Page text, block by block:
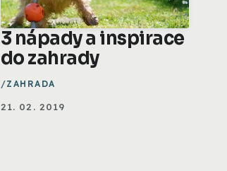
3 nápady a inspirace
do zahrady
ZAHRADA
21. 02. 2019